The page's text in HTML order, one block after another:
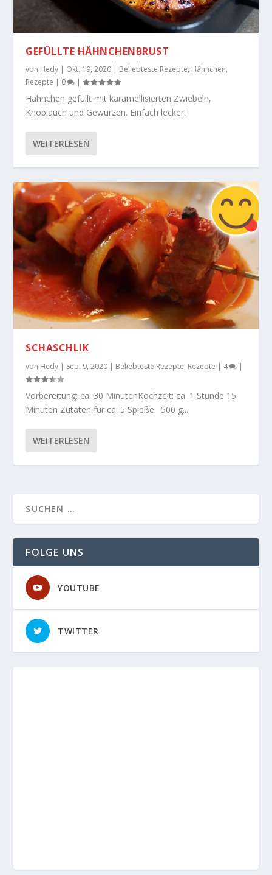
GEFÜLLTE HÄHNCHENBRUST
von Hedy | Okt. 19, 2020 | Beliebteste Rezepte, Hähnchen,
Rezepte | 0 |
Hähnchen gefüllt mit karamellisierten Zwiebeln,
Knoblauch und Gewürzen. Einfach lecker!
WEITERLESEN
SCHASCHLIK
von Hedy | Sep. 9, 2020 | Beliebteste Rezepte, Rezepte | 4 |
Vorbereitung: ca. 30 MinutenKochzeit: ca. 1 Stunde 15
Minuten Zutaten für ca. 5 Spieße: 500 g...
WEITERLESEN
FOLGE UNS
YOUTUBE
TWITTER